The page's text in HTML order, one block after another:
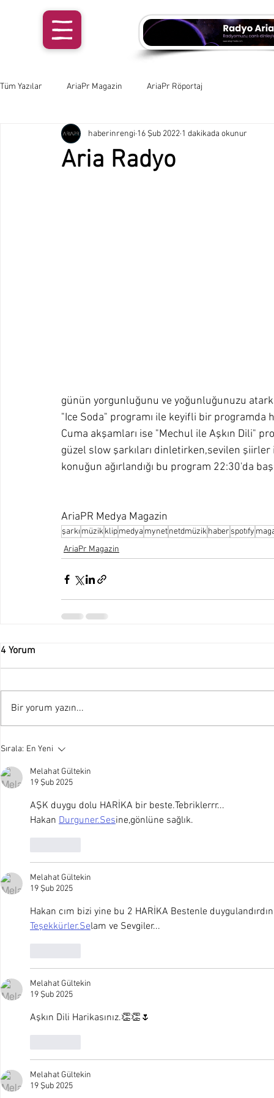
Tüm Yazılar AriaPr Magazin AriaPr Röportaj
Aria Radyo
haberinrengi 16 Şub 2022 1 dakikada okunur
günün yorgunluğunu ve yoğunluğunuzu
"Ice Soda" programı ile keyifli bir
Cuma akşamları ise "Mechul ile Aşkın Dili"
güzel slow şarkıları dinletirken,sevilen
konuğun ağırlandığı bu program 22:30'da
AriaPR Medya Magazin
şarkı müzikklipmedya mynetnetdmüzikhaber spotıfy
AriaPr Magazin
4 Yorum
Bir yorum yazın...
Sırala: En Yeni
Melahat Gültekin
19 Şub 2025
AŞK duygu dolu HARİKA bir beste.Tebriklerrr...
Hakan Durguner.Sesine,gönlüne sağlık.
Melahat Gültekin
19 Şub 2025
Hakan cım bizi yine bu 2 HARİKA Bestenle
Teşekkürler.Selam ve Sevgiler...
Melahat Gültekin
19 Şub 2025
Aşkın Dili Harikasınız.👏👏🌷
Melahat Gültekin
19 Şub 2025